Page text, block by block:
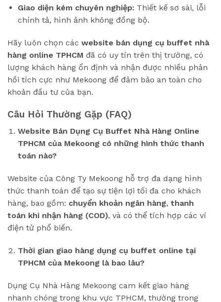
Giao diện kém chuyên nghiệp:Thiết kế sơ sài, lỗi
chính tả, hình ảnh không đồng bộ.
Hãy luôn chọn các website bán dụng cụ buffet nhà
hàng online TPHCM đã có uy tín trên thị trường, có
lượng khách hàng ổn định và nhận được nhiều phản
hồi tích cực như Mekoong để đảm bảo an toàn cho
khoản đầu tư của bạn.
Câu Hỏi Thường Gặp (FAQ)
Website Bán Dụng Cụ Buffet Nhà Hàng Online
TPHCM của Mekoong có những hình thức thanh
toán nào?
Website của Công Ty Mekoong hỗ trợ đa dạng hình
thức thanh toán để tạo sự tiện lợi tối đa cho khách
hàng, bao gồm: chuyển khoản ngân hàng, thanh
toán khi nhận hàng (COD), và có thể tích hợp các ví
điện tử phổ biến.
Thời gian giao hàng dụng cụ buffet online tại
TPHCM của Mekoong là bao lâu?
Dụng Cụ Nhà Hàng Mekoong cam kết giao hàng
nhanh chóng trong khu vực TPHCM, thường trong